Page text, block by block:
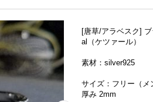
[唐草/アラベスク]
al（ケツァール）
素材：silver925
サイズ：フリー（
厚み 2mm